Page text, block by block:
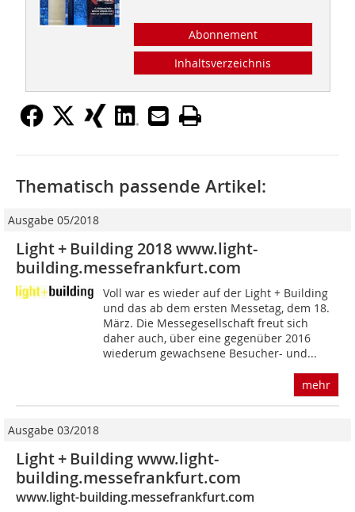
Abonnement
Inhaltsverzeichnis
Thematisch passende Artikel:
Ausgabe 05/2018
Light + Building 2018 www.light-
building.messefrankfurt.com
Voll war es wieder auf der Light + Building
und das ab dem ersten Messetag, dem 18.
März. Die Messegesellschaft freut sich
daher auch, über eine gegenüber 2016
wiederum gewachsene Besucher- und...
mehr
Ausgabe 03/2018
Light + Building www.light-
building.messefrankfurt.com
www.light-building.messefrankfurt.com